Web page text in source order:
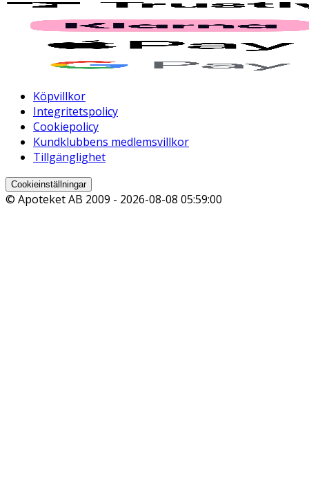
Köpvillkor
Integritetspolicy
Cookiepolicy
Kundklubbens medlemsvillkor
Tillgänglighet
Cookieinställningar
© Apoteket AB 2009 - 2026-08-08 05:59:00